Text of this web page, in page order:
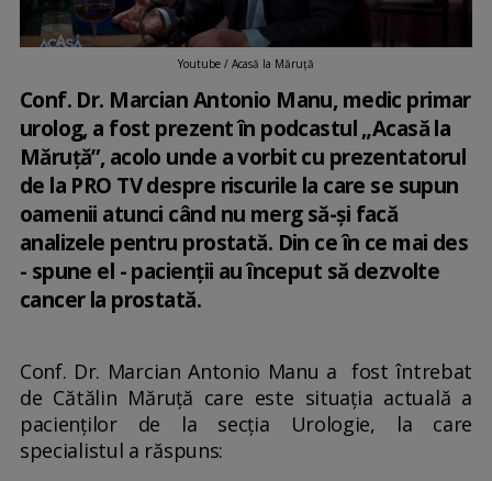
Youtube / Acasă la Măruță
Conf. Dr. Marcian Antonio Manu, medic primar
urolog, a fost prezent în podcastul „Acasă la
Măruță”, acolo unde a vorbit cu prezentatorul
de la PRO TV despre riscurile la care se supun
oamenii atunci când nu merg să-și facă
analizele pentru prostată. Din ce în ce mai des
- spune el - pacienții au început să dezvolte
cancer la prostată.
Conf. Dr. Marcian Antonio Manu a fost întrebat
de Cătălin Măruță care este situația actuală a
pacienților de la secția Urologie, la care
specialistul a răspuns: